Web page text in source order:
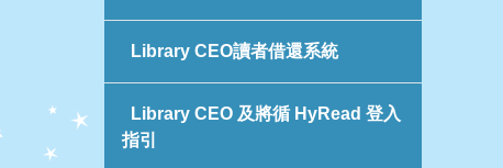
Library CEO讀者借還系統
Library CEO 及將循 HyRead 登入
指引